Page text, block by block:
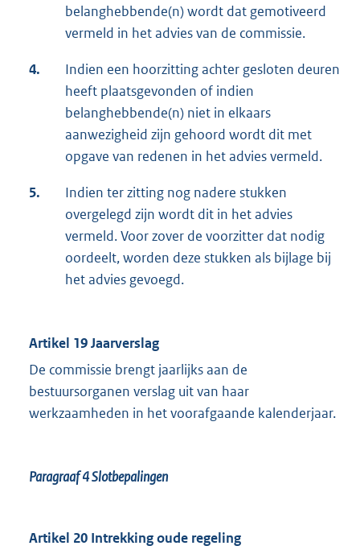
belanghebbende(n) wordt dat gemotiveerd
vermeld in het advies van de commissie.
4.
Indien een hoorzitting achter gesloten deuren
heeft plaatsgevonden of indien
belanghebbende(n) niet in elkaars
aanwezigheid zijn gehoord wordt dit met
opgave van redenen in het advies vermeld.
5.
Indien ter zitting nog nadere stukken
overgelegd zijn wordt dit in het advies
vermeld. Voor zover de voorzitter dat nodig
oordeelt, worden deze stukken als bijlage bij
het advies gevoegd.
Artikel 19 Jaarverslag
De commissie brengt jaarlijks aan de
bestuursorganen verslag uit van haar
werkzaamheden in het voorafgaande kalenderjaar.
Paragraaf 4Slotbepalingen
Artikel 20 Intrekking oude regeling